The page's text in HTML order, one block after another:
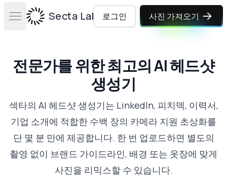
Open main menuSecta Labs로그인 사진 가져오기
전문가를 위한 최고의 AI 헤드샷
생성기
섹타의 AI 헤드샷 생성기는 LinkedIn, 피치덱, 이력서,
기업 소개에 적합한 수백 장의 카메라 지원 초상화를
단 몇 분 만에 제공합니다. 한 번 업로드하면 별도의
촬영 없이 브랜드 가이드라인, 배경 또는 옷장에 맞게
사진을 리믹스할 수 있습니다.